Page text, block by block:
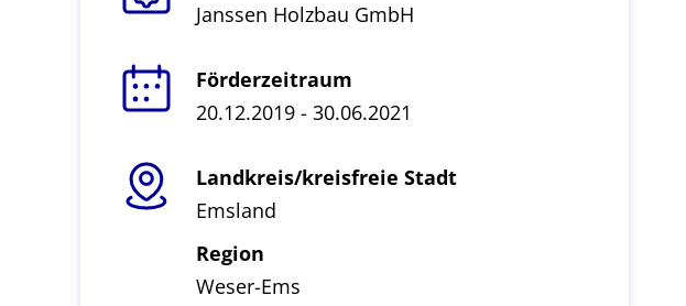
Janssen Holzbau GmbH
Förderzeitraum
20.12.2019 - 30.06.2021
Landkreis/kreisfreie Stadt
Emsland
Region
Weser-Ems